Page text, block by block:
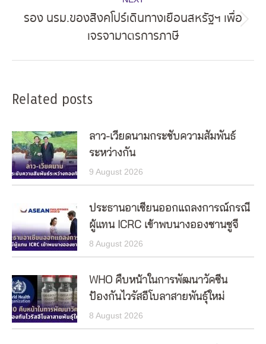
post:
รอง นรม.ของสิงคโปร์เดินทางเยือนสหรัฐฯ เพื่อ
เจรจามาตรการภาษี
Related posts
ลาว-เวียดนามกระชับความสัมพันธ์
ระหว่างกัน
9 August 2026
ประธานอาเซียนออกแถลงการณ์กรณี
ผู้แทน ICRC เข้าพบนางอองซานซูจี
8 August 2026
WHO คืบหน้าในการพัฒนาวัคซีน
ป้องกันไวรัสอีโบลาสายพันธุ์ใหม่
8 August 2026